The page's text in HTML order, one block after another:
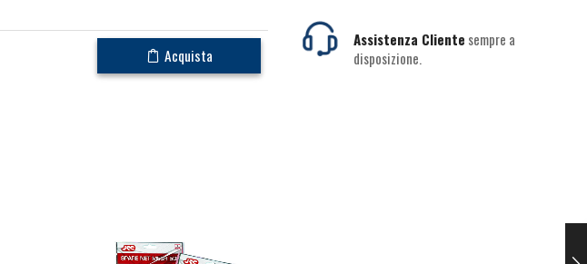
Acquista
Assistenza Cliente sempre a
disposizione.